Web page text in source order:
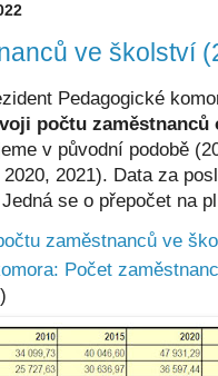
ve školství
Pedagogické
počtu zaměstnanců
v původní podobě
2021). Data za
se o přepočet na
zaměstnanců ve
Počet